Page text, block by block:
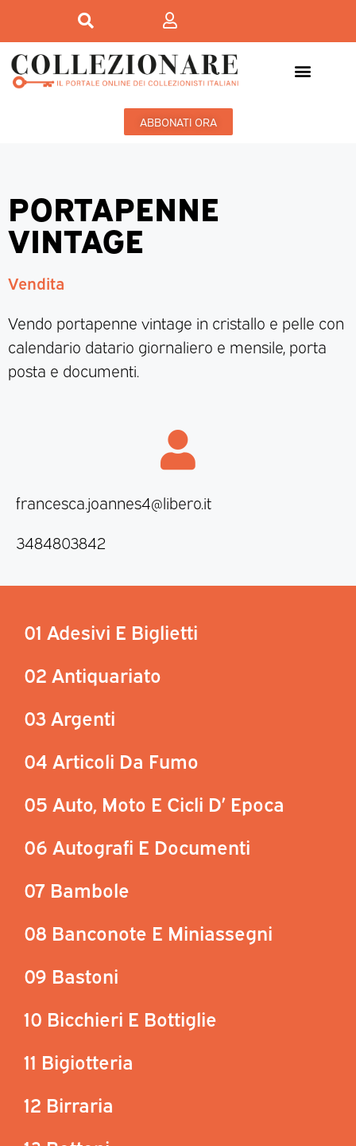
ABBONATI ORA
PORTAPENNE
VINTAGE
Vendita
Vendo portapenne vintage in cristallo e pelle con
calendario datario giornaliero e mensile, porta
posta e documenti.
francesca.joannes4@libero.it
3484803842
01 Adesivi E Biglietti
02 Antiquariato
03 Argenti
04 Articoli Da Fumo
05 Auto, Moto E Cicli D’ Epoca
06 Autografi E Documenti
07 Bambole
08 Banconote E Miniassegni
09 Bastoni
10 Bicchieri E Bottiglie
11 Bigiotteria
12 Birraria